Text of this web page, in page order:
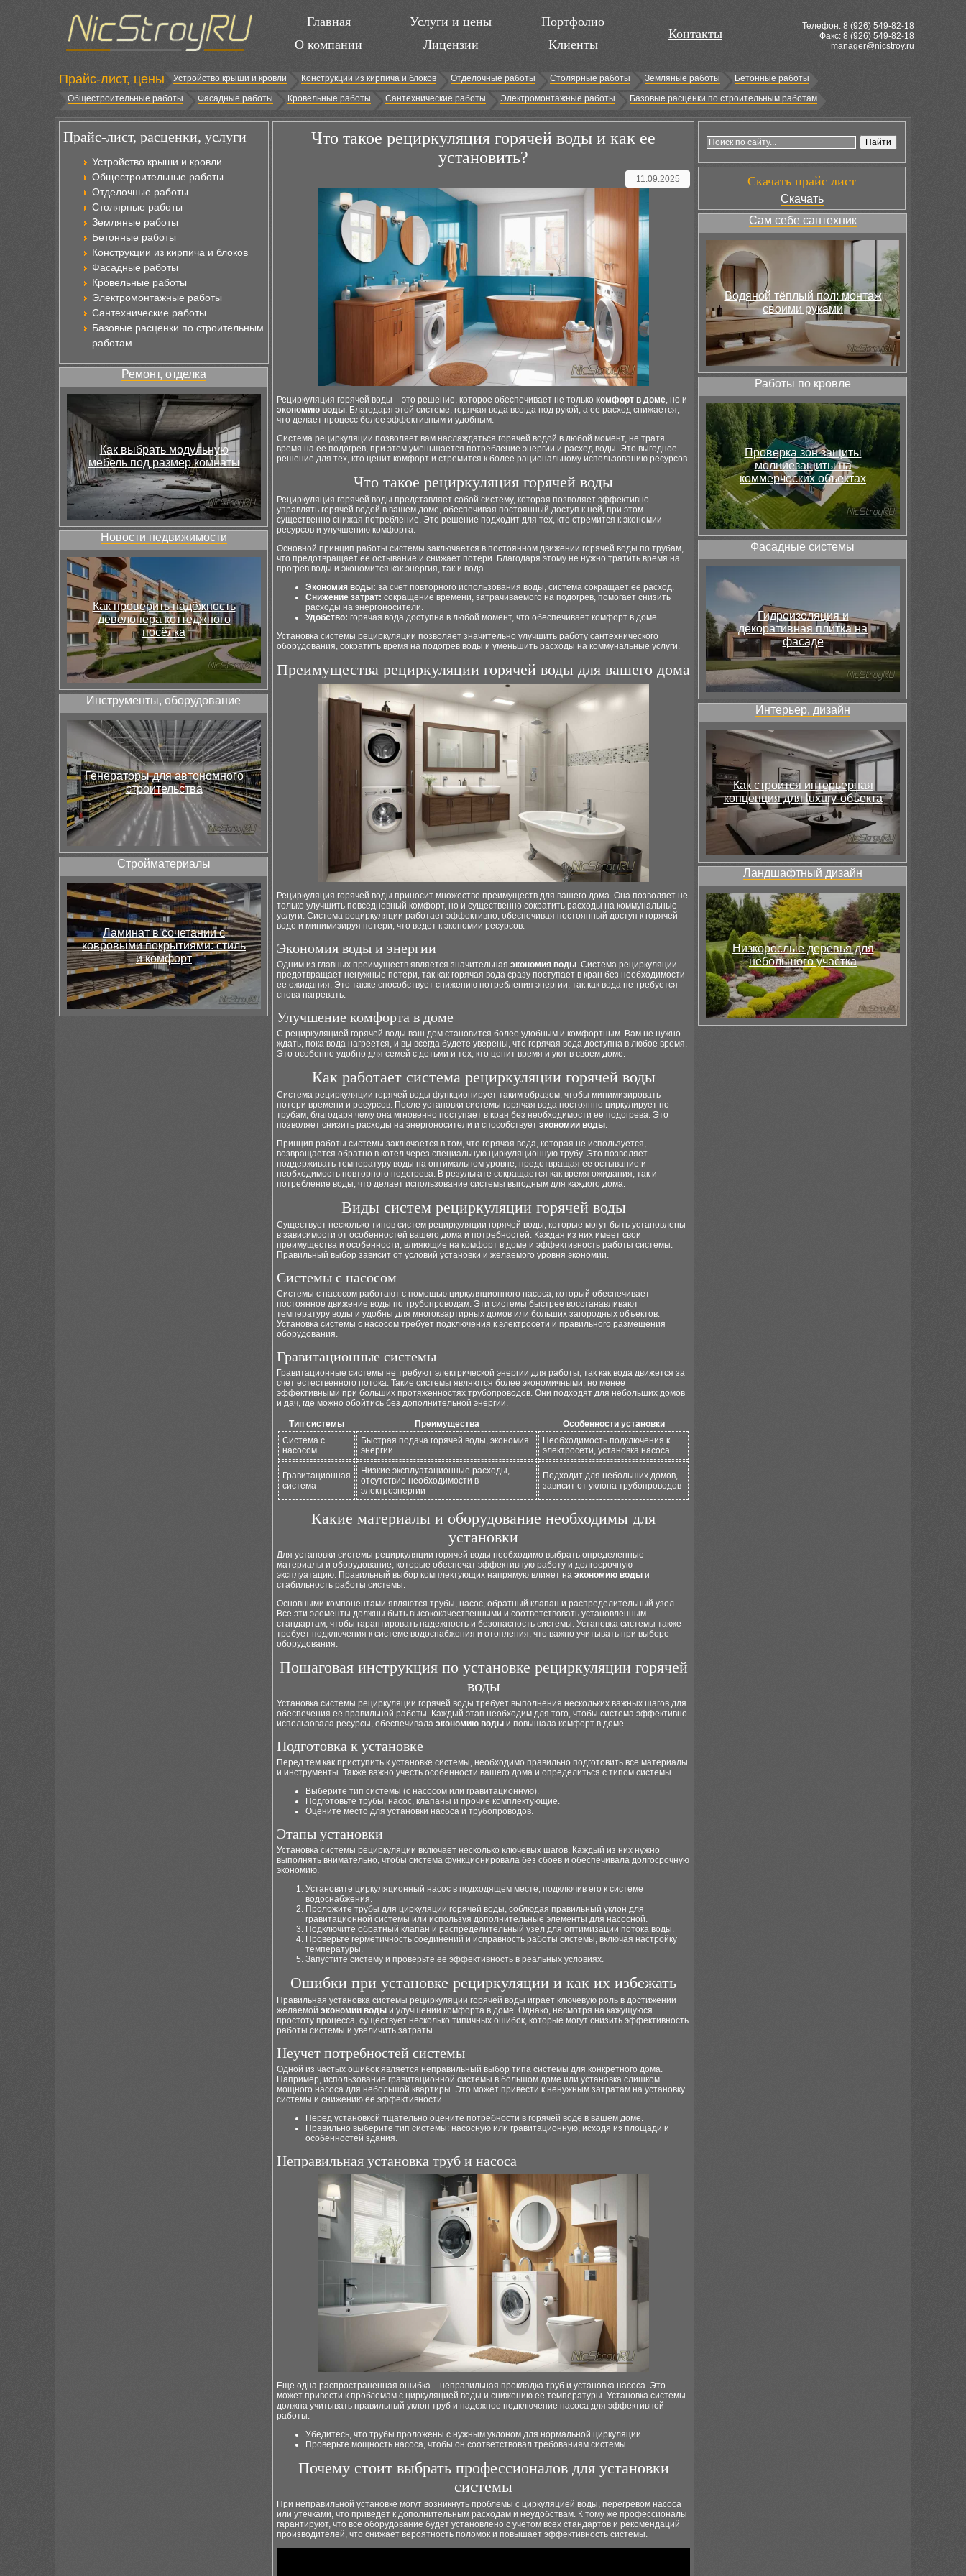
Главная
О компании
Услуги и цены
Лицензии
Портфолио
Клиенты
Контакты
Телефон: 8 (926) 549-82-18
Факс: 8 (926) 549-82-18
manager@nicstroy.ru
Прайс-лист, цены Устройство крыши и кровли Конструкции из кирпича и блоков Отделочные работы Столярные работы Земляные работы
Бетонные работы
Общестроительные работы
Фасадные работы Кровельные работы Сантехнические работы Электромонтажные работы Базовые расценки по строительным работам
Прайс-лист, расценки, услуги
Устройство крыши и кровли
Общестроительные работы
Отделочные работы
Столярные работы
Земляные работы
Бетонные работы
Конструкции из кирпича и блоков
Фасадные работы
Кровельные работы
Электромонтажные работы
Сантехнические работы
Базовые расценки по строительным
работам
Ремонт, отделка
Как выбрать модульную
мебель под размер комнаты
Новости недвижимости
Как проверить надёжность
девелопера коттеджного
посёлка
Инструменты, оборудование
Генераторы для автономного
строительства
Стройматериалы
Ламинат в сочетании с
ковровыми покрытиями: стиль
и комфорт
Что такое рециркуляция горячей воды и как ее
установить?
11.09.2025
Рециркуляция горячей воды – это решение, которое обеспечивает не только комфорт в доме, но и
экономию воды. Благодаря этой системе, горячая вода всегда под рукой, а ее расход снижается,
что делает процесс более эффективным и удобным.
Система рециркуляции позволяет вам наслаждаться горячей водой в любой момент, не тратя
время на ее подогрев, при этом уменьшается потребление энергии и расход воды. Это выгодное
решение для тех, кто ценит комфорт и стремится к более рациональному использованию ресурсов.
Что такое рециркуляция горячей воды
Рециркуляция горячей воды представляет собой систему, которая позволяет эффективно
управлять горячей водой в вашем доме, обеспечивая постоянный доступ к ней, при этом
существенно снижая потребление. Это решение подходит для тех, кто стремится к экономии
ресурсов и улучшению комфорта.
Основной принцип работы системы заключается в постоянном движении горячей воды по трубам,
что предотвращает ее остывание и снижает потери. Благодаря этому не нужно тратить время на
прогрев воды и экономится как энергия, так и вода.
Экономия воды: за счет повторного использования воды, система сокращает ее расход.
Снижение затрат: сокращение времени, затрачиваемого на подогрев, помогает снизить
расходы на энергоносители.
Удобство: горячая вода доступна в любой момент, что обеспечивает комфорт в доме.
Установка системы рециркуляции позволяет значительно улучшить работу сантехнического
оборудования, сократить время на подогрев воды и уменьшить расходы на коммунальные услуги.
Преимущества рециркуляции горячей воды для вашего дома
Рециркуляция горячей воды приносит множество преимуществ для вашего дома. Она позволяет не
только улучшить повседневный комфорт, но и существенно сократить расходы на коммунальные
услуги. Система рециркуляции работает эффективно, обеспечивая постоянный доступ к горячей
воде и минимизируя потери, что ведет к экономии ресурсов.
Экономия воды и энергии
Одним из главных преимуществ является значительная экономия воды. Система рециркуляции
предотвращает ненужные потери, так как горячая вода сразу поступает в кран без необходимости
ее ожидания. Это также способствует снижению потребления энергии, так как вода не требуется
снова нагревать.
Улучшение комфорта в доме
С рециркуляцией горячей воды ваш дом становится более удобным и комфортным. Вам не нужно
ждать, пока вода нагреется, и вы всегда будете уверены, что горячая вода доступна в любое время.
Это особенно удобно для семей с детьми и тех, кто ценит время и уют в своем доме.
Как работает система рециркуляции горячей воды
Система рециркуляции горячей воды функционирует таким образом, чтобы минимизировать
потери времени и ресурсов. После установки системы горячая вода постоянно циркулирует по
трубам, благодаря чему она мгновенно поступает в кран без необходимости ее подогрева. Это
позволяет снизить расходы на энергоносители и способствует экономии воды.
Принцип работы системы заключается в том, что горячая вода, которая не используется,
возвращается обратно в котел через специальную циркуляционную трубу. Это позволяет
поддерживать температуру воды на оптимальном уровне, предотвращая ее остывание и
необходимость повторного подогрева. В результате сокращается как время ожидания, так и
потребление воды, что делает использование системы выгодным для каждого дома.
Виды систем рециркуляции горячей воды
Существует несколько типов систем рециркуляции горячей воды, которые могут быть установлены
в зависимости от особенностей вашего дома и потребностей. Каждая из них имеет свои
преимущества и особенности, влияющие на комфорт в доме и эффективность работы системы.
Правильный выбор зависит от условий установки и желаемого уровня экономии.
Системы с насосом
Системы с насосом работают с помощью циркуляционного насоса, который обеспечивает
постоянное движение воды по трубопроводам. Эти системы быстрее восстанавливают
температуру воды и удобны для многоквартирных домов или больших загородных объектов.
Установка системы с насосом требует подключения к электросети и правильного размещения
оборудования.
Гравитационные системы
Гравитационные системы не требуют электрической энергии для работы, так как вода движется за
счет естественного потока. Такие системы являются более экономичными, но менее
эффективными при больших протяженностях трубопроводов. Они подходят для небольших домов
и дач, где можно обойтись без дополнительной энергии.
Тип системы Преимущества
Особенности установки
Система с
насосом
Быстрая подача горячей воды, экономия
энергии
Необходимость подключения к
электросети, установка насоса
Гравитационная
система
Низкие эксплуатационные расходы,
отсутствие необходимости в
электроэнергии
Подходит для небольших домов,
зависит от уклона трубопроводов
Какие материалы и оборудование необходимы для
установки
Для установки системы рециркуляции горячей воды необходимо выбрать определенные
материалы и оборудование, которые обеспечат эффективную работу и долгосрочную
эксплуатацию. Правильный выбор комплектующих напрямую влияет на экономию воды и
стабильность работы системы.
Основными компонентами являются трубы, насос, обратный клапан и распределительный узел.
Все эти элементы должны быть высококачественными и соответствовать установленным
стандартам, чтобы гарантировать надежность и безопасность системы. Установка системы также
требует подключения к системе водоснабжения и отопления, что важно учитывать при выборе
оборудования.
Пошаговая инструкция по установке рециркуляции горячей
воды
Установка системы рециркуляции горячей воды требует выполнения нескольких важных шагов для
обеспечения ее правильной работы. Каждый этап необходим для того, чтобы система эффективно
использовала ресурсы, обеспечивала экономию воды и повышала комфорт в доме.
Подготовка к установке
Перед тем как приступить к установке системы, необходимо правильно подготовить все материалы
и инструменты. Также важно учесть особенности вашего дома и определиться с типом системы.
Выберите тип системы (с насосом или гравитационную).
Подготовьте трубы, насос, клапаны и прочие комплектующие.
Оцените место для установки насоса и трубопроводов.
Этапы установки
Установка системы рециркуляции включает несколько ключевых шагов. Каждый из них нужно
выполнять внимательно, чтобы система функционировала без сбоев и обеспечивала долгосрочную
экономию.
Установите циркуляционный насос в подходящем месте, подключив его к системе
водоснабжения.
Проложите трубы для циркуляции горячей воды, соблюдая правильный уклон для
гравитационной системы или используя дополнительные элементы для насосной.
Подключите обратный клапан и распределительный узел для оптимизации потока воды.
Проверьте герметичность соединений и исправность работы системы, включая настройку
температуры.
Запустите систему и проверьте её эффективность в реальных условиях.
Ошибки при установке рециркуляции и как их избежать
Правильная установка системы рециркуляции горячей воды играет ключевую роль в достижении
желаемой экономии воды и улучшении комфорта в доме. Однако, несмотря на кажущуюся
простоту процесса, существует несколько типичных ошибок, которые могут снизить эффективность
работы системы и увеличить затраты.
Неучет потребностей системы
Одной из частых ошибок является неправильный выбор типа системы для конкретного дома.
Например, использование гравитационной системы в большом доме или установка слишком
мощного насоса для небольшой квартиры. Это может привести к ненужным затратам на установку
системы и снижению ее эффективности.
Перед установкой тщательно оцените потребности в горячей воде в вашем доме.
Правильно выберите тип системы: насосную или гравитационную, исходя из площади и
особенностей здания.
Неправильная установка труб и насоса
Еще одна распространенная ошибка – неправильная прокладка труб и установка насоса. Это
может привести к проблемам с циркуляцией воды и снижению ее температуры. Установка системы
должна учитывать правильный уклон труб и надежное подключение насоса для эффективной
работы.
Убедитесь, что трубы проложены с нужным уклоном для нормальной циркуляции.
Проверьте мощность насоса, чтобы он соответствовал требованиям системы.
Почему стоит выбрать профессионалов для установки
системы
При неправильной установке могут возникнуть проблемы с циркуляцией воды, перегревом насоса
или утечками, что приведет к дополнительным расходам и неудобствам. К тому же профессионалы
гарантируют, что все оборудование будет установлено с учетом всех стандартов и рекомендаций
производителей, что снижает вероятность поломок и повышает эффективность системы.
Скачать прайс лист
Скачать
Сам себе сантехник
Водяной тёплый пол: монтаж
своими руками
Работы по кровле
Проверка зон защиты
молниезащиты на
коммерческих объектах
Фасадные системы
Гидроизоляция и
декоративная плитка на
фасаде
Интерьер, дизайн
Как строится интерьерная
концепция для luxury-объекта
Ландшафтный дизайн
Низкорослые деревья для
небольшого участка